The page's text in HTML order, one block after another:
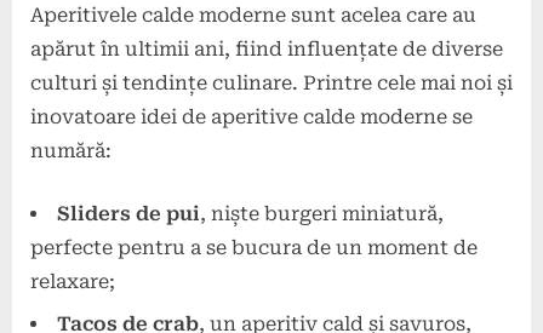
Aperitivele calde moderne sunt acelea care au
apărut în ultimii ani, fiind influențate de diverse
culturi și tendințe culinare. Printre cele mai noi și
inovatoare idei de aperitive calde moderne se
numără:
Sliders de pui, niște burgeri miniatură,
perfecte pentru a se bucura de un moment de
relaxare;
Tacos de crab, un aperitiv cald și savuros,